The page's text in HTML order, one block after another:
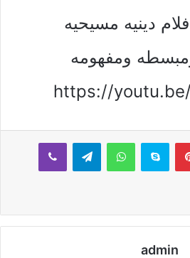
دينيه مسيحيه
ومفهومه
https://youtu.be/
بينتيريستسكايب واتساب تيلقرام ڤايبر
admin